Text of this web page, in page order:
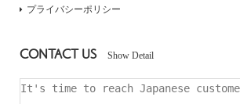
プライバシーポリシー
CONTACT US Show Detail